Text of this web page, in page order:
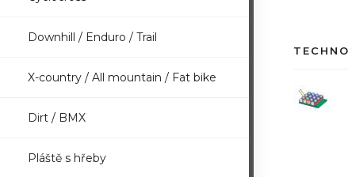
Downhill / Enduro / Trail
X-country / All mountain / Fat bike
Dirt / BMX
Pláště s hřeby